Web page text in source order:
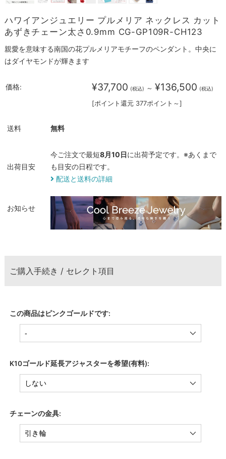
ハワイアンジュエリー プルメリア ネックレス カット
あずきチェーン太さ0.9mm CG-GP109R-CH123
親愛を意味する南国の花プルメリアモチーフのペンダント。中央に
はダイヤモンドが輝きます
価格: ¥37,700 (税込) ～ ¥136,500 (税込)
[ポイント還元 377ポイント～]
送料 無料
出荷目安
今ご注文で最短8月10日に出荷予定です。※あくまで
も目安の日程です。
配送と送料の詳細
お知らせ
ご購入手続き / セレクト項目
この商品はピンクゴールドです:
K10ゴールド延長アジャスターを希望(有料):
チェーンの金具: